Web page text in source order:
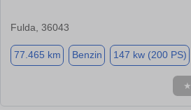
Fulda, 36043
77.465 km Benzin 147 kw (200 PS)
★